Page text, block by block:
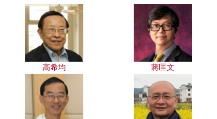
高希均 蔣匡文